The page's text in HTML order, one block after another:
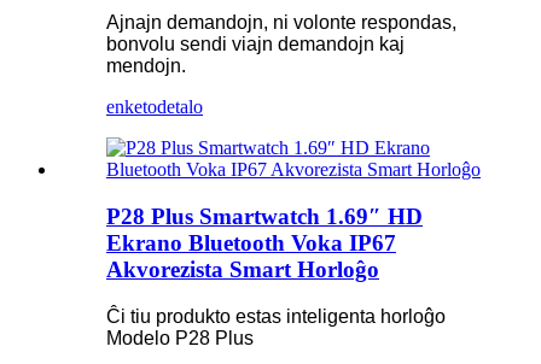
Ajnajn demandojn, ni volonte respondas,
bonvolu sendi viajn demandojn kaj
mendojn.
enketodetalo
P28 Plus Smartwatch 1.69″ HD
Ekrano Bluetooth Voka IP67
Akvorezista Smart Horloĝo
Ĉi tiu produkto estas inteligenta horloĝo
Modelo P28 Plus